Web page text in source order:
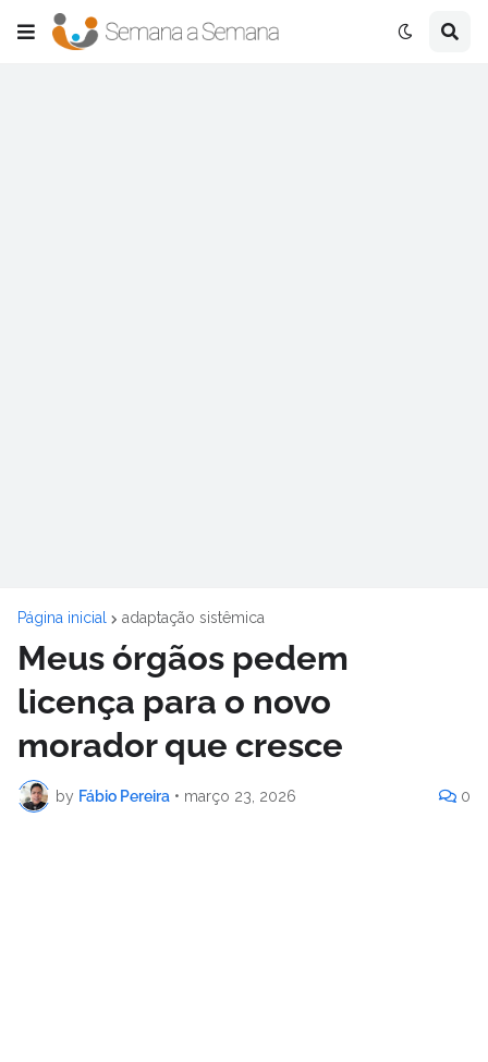
Página inicial adaptação sistêmica
Meus órgãos pedem
licença para o novo
morador que cresce
by Fábio Pereira • março 23, 2026 0